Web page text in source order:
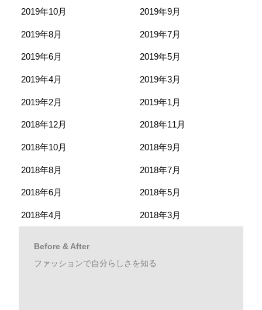
2019年10月 2019年9月
2019年8月 2019年7月
2019年6月 2019年5月
2019年4月 2019年3月
2019年2月 2019年1月
2018年12月 2018年11月
2018年10月 2018年9月
2018年8月 2018年7月
2018年6月 2018年5月
2018年4月 2018年3月
Before & After
ファッションで自分らしさを知る